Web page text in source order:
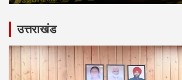
उत्तराखंड